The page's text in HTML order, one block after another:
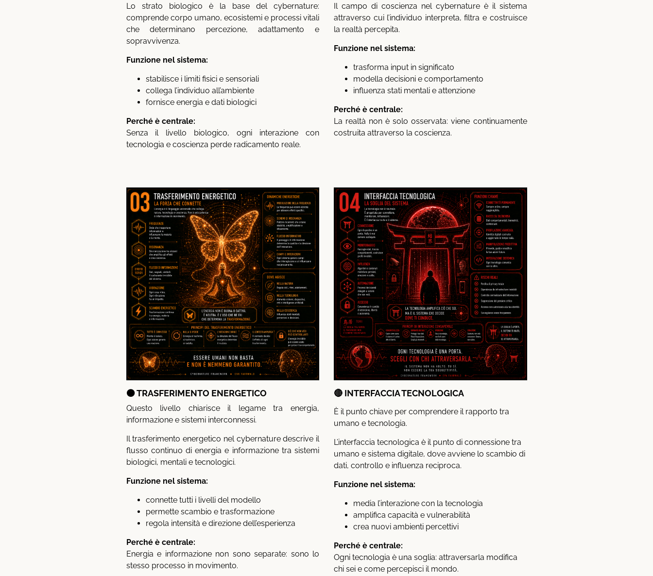
Lo strato biologico è la base del cybernature:
comprende corpo umano, ecosistemi e processi vitali
che determinano percezione, adattamento e
sopravvivenza.
Funzione nel sistema:
stabilisce i limiti fisici e sensoriali
collega l’individuo all’ambiente
fornisce energia e dati biologici
Perché è centrale:
Senza il livello biologico, ogni interazione con
tecnologia e coscienza perde radicamento reale.
Il campo di coscienza nel cybernature è il sistema
attraverso cui l’individuo interpreta, filtra e costruisce
la realtà percepita.
Funzione nel sistema:
trasforma input in significato
modella decisioni e comportamento
influenza stati mentali e attenzione
Perché è centrale:
La realtà non è solo osservata: viene continuamente
costruita attraverso la coscienza.
🟠 TRASFERIMENTO ENERGETICO
Questo livello chiarisce il legame tra energia,
informazione e sistemi interconnessi.
Il trasferimento energetico nel cybernature descrive il
flusso continuo di energia e informazione tra sistemi
biologici, mentali e tecnologici.
Funzione nel sistema:
connette tutti i livelli del modello
permette scambio e trasformazione
regola intensità e direzione dell’esperienza
Perché è centrale:
Energia e informazione non sono separate: sono lo
stesso processo in movimento.
🔴 INTERFACCIA TECNOLOGICA
È il punto chiave per comprendere il rapporto tra
umano e tecnologia.
L’interfaccia tecnologica è il punto di connessione tra
umano e sistema digitale, dove avviene lo scambio di
dati, controllo e influenza reciproca.
Funzione nel sistema:
media l’interazione con la tecnologia
amplifica capacità e vulnerabilità
crea nuovi ambienti percettivi
Perché è centrale:
Ogni tecnologia è una soglia: attraversarla modifica
chi sei e come percepisci il mondo.